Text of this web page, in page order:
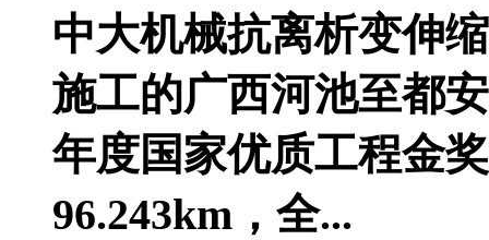
中大机械抗离析变伸
施工的广西河池至都
年度国家优质工程金
96.243km，全...